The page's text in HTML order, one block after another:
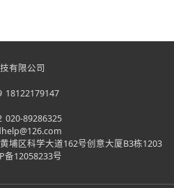
有限公司
18122179147
020-89286325
埔区科学大道162号创意大厦B3栋1203
备12058233号